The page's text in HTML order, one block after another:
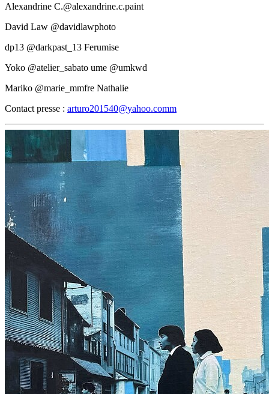
Alexandrine C.@alexandrine.c.paint
David Law @davidlawphoto
dp13 @darkpast_13 Ferumise
Yoko @atelier_sabato ume @umkwd
Mariko @marie_mmfre Nathalie
Contact presse : arturo201540@yahoo.comm